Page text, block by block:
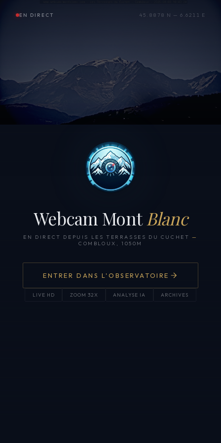
EN DIRECT 45.8878 N — 6.6211 E
Webcam Mont Blanc
EN DIRECT DEPUIS LES TERRASSES DU CUCHET —
COMBLOUX, 1050M
ENTRER DANS L'OBSERVATOIRE
LIVE HD ZOOM 32X ANALYSE IA ARCHIVES